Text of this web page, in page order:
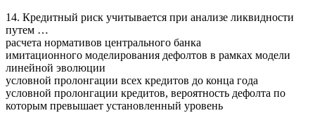
14. Кредитный риск учитывается при анализе ликвидности
путем …
расчета нормативов центрального банка
имитационного моделирования дефолтов в рамках модели
линейной эволюции
условной пролонгации всех кредитов до конца года
условной пролонгации кредитов, вероятность дефолта по
которым превышает установленный уровень